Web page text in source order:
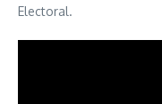
Electoral.